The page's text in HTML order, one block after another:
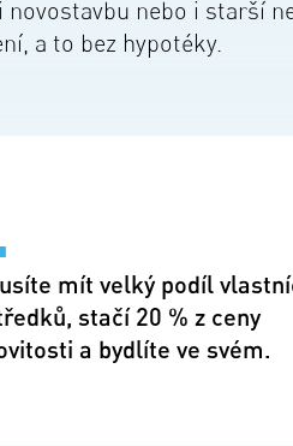
nebo i starší
a to bez hypotéky.
mít velký podíl
stačí 20 % z ceny
a bydlíte ve svém.